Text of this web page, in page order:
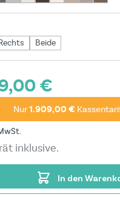
Beide
€
Nur1.909,00 €
inklusive.
In den